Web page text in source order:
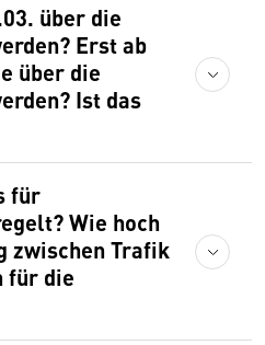
über die
Erst ab
über die
Ist das
Wie hoch
zwischen Trafik
für die